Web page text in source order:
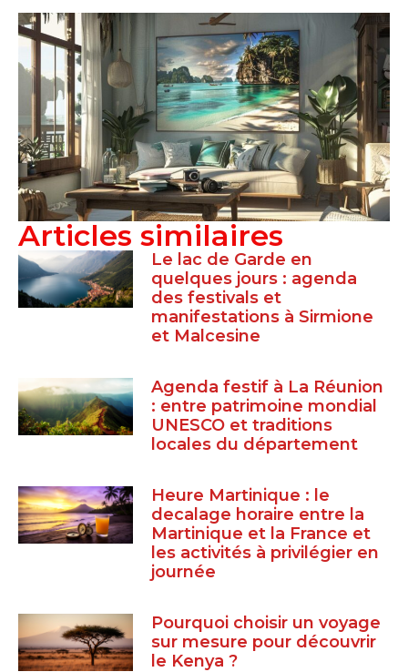
Articles similaires
Le lac de Garde en
quelques jours : agenda
des festivals et
manifestations à Sirmione
et Malcesine
Agenda festif à La Réunion
: entre patrimoine mondial
UNESCO et traditions
locales du département
Heure Martinique : le
decalage horaire entre la
Martinique et la France et
les activités à privilégier en
journée
Pourquoi choisir un voyage
sur mesure pour découvrir
le Kenya ?